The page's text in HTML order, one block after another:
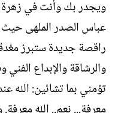
ويجدر بك وأنت في
عباس الصدر الملهى
راقصة جديدة ستبرز
والرشاقة والإبداع
تؤمني بما تشائين: الله